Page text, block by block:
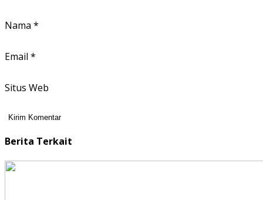
Nama *
Email *
Situs Web
Berita Terkait